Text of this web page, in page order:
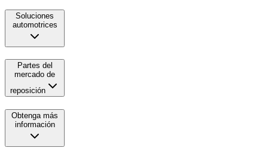
Soluciones
automotrices
Partes del
mercado de
reposición
Obtenga más
información